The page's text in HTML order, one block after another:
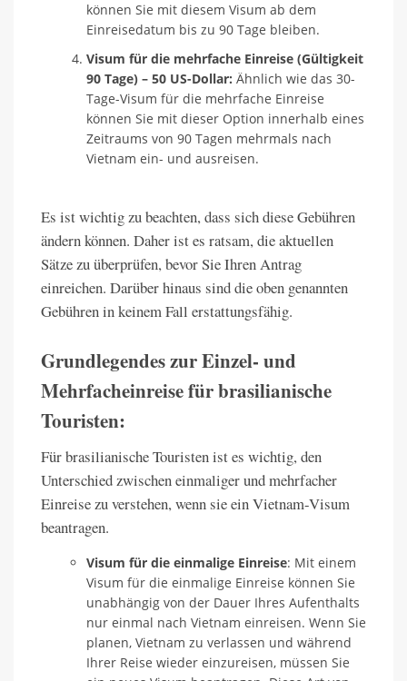
können Sie mit diesem Visum ab dem
Einreisedatum bis zu 90 Tage bleiben.
Visum für die mehrfache Einreise (Gültigkeit
90 Tage) – 50 US-Dollar: Ähnlich wie das 30-
Tage-Visum für die mehrfache Einreise
können Sie mit dieser Option innerhalb eines
Zeitraums von 90 Tagen mehrmals nach
Vietnam ein- und ausreisen.
Es ist wichtig zu beachten, dass sich diese Gebühren
ändern können. Daher ist es ratsam, die aktuellen
Sätze zu überprüfen, bevor Sie Ihren Antrag
einreichen. Darüber hinaus sind die oben genannten
Gebühren in keinem Fall erstattungsfähig.
Grundlegendes zur Einzel- und
Mehrfacheinreise für brasilianische
Touristen:
Für brasilianische Touristen ist es wichtig, den
Unterschied zwischen einmaliger und mehrfacher
Einreise zu verstehen, wenn sie ein Vietnam-Visum
beantragen.
Visum für die einmalige Einreise: Mit einem
Visum für die einmalige Einreise können Sie
unabhängig von der Dauer Ihres Aufenthalts
nur einmal nach Vietnam einreisen. Wenn Sie
planen, Vietnam zu verlassen und während
Ihrer Reise wieder einzureisen, müssen Sie